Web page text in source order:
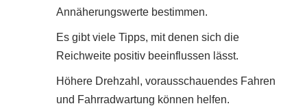
Annäherungswerte bestimmen.
Es gibt viele Tipps, mit denen sich die
Reichweite positiv beeinflussen lässt.
Höhere Drehzahl, vorausschauendes Fahren
und Fahrradwartung können helfen.